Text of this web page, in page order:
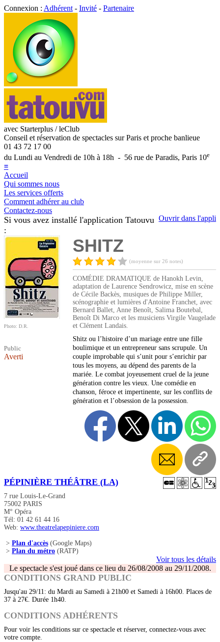
Connexion : Adhérent - Invité - Partenaire
avec Starterplus / leClub
Conseil et réservation de spectacles sur Paris et proche banlieue
01 43 72 17 00
du Lundi au Vendredi de 10h à 18h - 56 rue de Paradis, Paris 10e
≡
Accueil
Qui sommes nous
Les services offerts
Comment adhérer au club
Contactez-nous
Ouvrir dans l'appli
Si vous avez installé l'application Tatouvu
:
Photo: D.R.
Public
Averti
SHITZ
(moyenne sur 26 notes)
COMÉDIE DRAMATIQUE de Hanokh Levin,
adaptation de Laurence Sendrowicz, mise en scène
de Cécile Backès, musiques de Philippe Miller,
scénographie et lumières d'Antoine Franchet, avec
Bernard Ballet, Anne Benoît, Salima Boutebal,
Benoît Di Marco et les musiciens Virgile Vaugelade
et Clément Landais.
Shitz ou l’histoire d’un mariage entre une fille
boulimique et un entrepreneur sans scrupule. Un
couple improbable qui s’unit pour s’enrichir par
tous les moyens, au dépend des parents de la
mariée. Le combat joyeusement cruel de la jeune
génération contre les vieux. Une comédie en
chanson, féroce et impertinente, sur les conflits de
génération et l’obsession de la possession.
PÉPINIÈRE THÉÂTRE (LA)
7 rue Louis-Le-Grand
75002 PARIS
M° Opéra
Tél: 01 42 61 44 16
Web: www.theatrelapepiniere.com
> Plan d'accès (Google Maps)
> Plan du métro (RATP)
Voir tous les détails
Le spectacle s'est joué dans ce lieu du 26/08/2008 au 29/11/2008.
CONDITIONS GRAND PUBLIC
Jusqu'au 29/11: du Mardi au Samedi à 21h00 et Samedi à 16h00. Places de
37 à 27€. Durée 1h40.
CONDITIONS ADHÉRENTS
Pour voir les conditions sur ce spectacle et réserver, connectez-vous avec
votre compte.